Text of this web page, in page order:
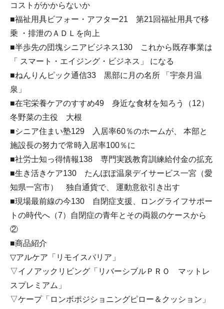
コストがかからないか
■福祉用具ビフォー・アフター21 第21回福祉用具で移
乗 ・排泄のＡＤＬを向上
■半歩先の団塊シニアビジネス130 これから既存事業は
「 スマート・エイジング・ビジネス」 になる
■ねんりんピック通信33 黒部に月の名所 「宇奈月温
泉」
■在宅栄養ケアのすすめ49 身近な食材を知ろう（12）
冬野菜の主役 大根
■シニア住まい塾129 入居率60％のホームが、 本部と
施設長の努力で常時入居率100％に
■社労士知っ得情報138 専門実践教育訓練給付金の拡充
■生き活きケア130 たんぽぽ温泉デイサービス一宮（愛
知県一宮市） 独自通貨で、 運動意欲引き出す
■現場最前線の今130 自閉症支援、ロングライフサポー
トの時代へ（7）自閉症の青年とその両親のケースから
②
■商品紹介
▽アルケア「リモイスバリア」
▽イノアックリビング「リバーシブルＰＲＯ マットレ
スプレミアム」
▽ケープ「ロンボポジショニングピロー＆クッション」